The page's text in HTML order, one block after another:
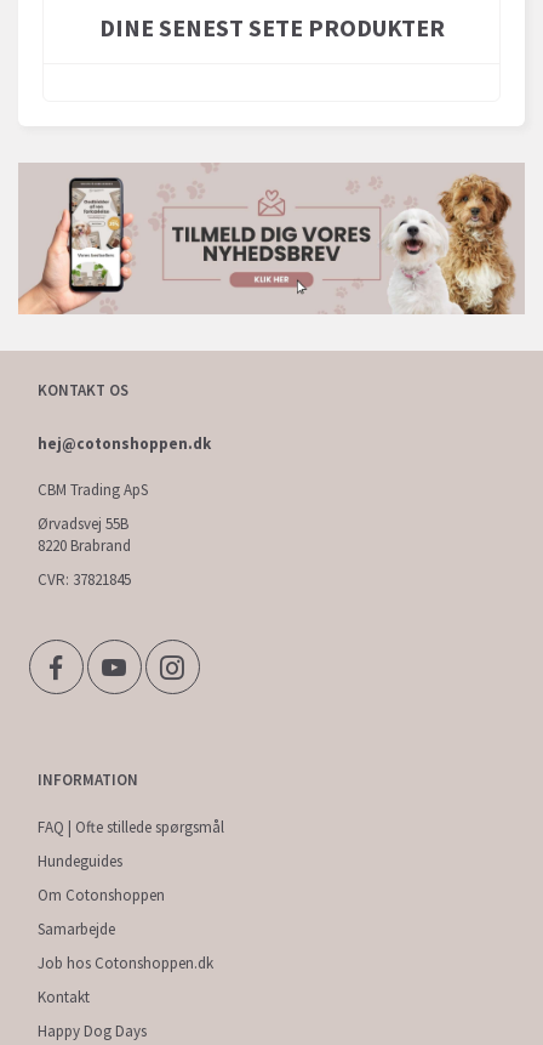
DINE SENEST SETE PRODUKTER
KONTAKT OS
hej@cotonshoppen.dk
CBM Trading ApS
Ørvadsvej 55B
8220 Brabrand
CVR: 37821845
INFORMATION
FAQ | Ofte stillede spørgsmål
Hundeguides
Om Cotonshoppen
Samarbejde
Job hos Cotonshoppen.dk
Kontakt
Happy Dog Days